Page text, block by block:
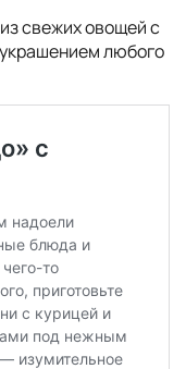
свежих овощей с
любого